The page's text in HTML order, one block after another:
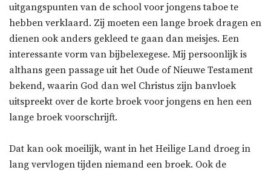
uitgangspunten van de school voor jongens taboe te
hebben verklaard. Zij moeten een lange broek dragen en
dienen ook anders gekleed te gaan dan meisjes. Een
interessante vorm van bijbelexegese. Mij persoonlijk is
althans geen passage uit het Oude of Nieuwe Testament
bekend, waarin God dan wel Christus zijn banvloek
uitspreekt over de korte broek voor jongens en hen een
lange broek voorschrijft.
Dat kan ook moeilijk, want in het Heilige Land droeg in
lang vervlogen tijden niemand een broek. Ook de